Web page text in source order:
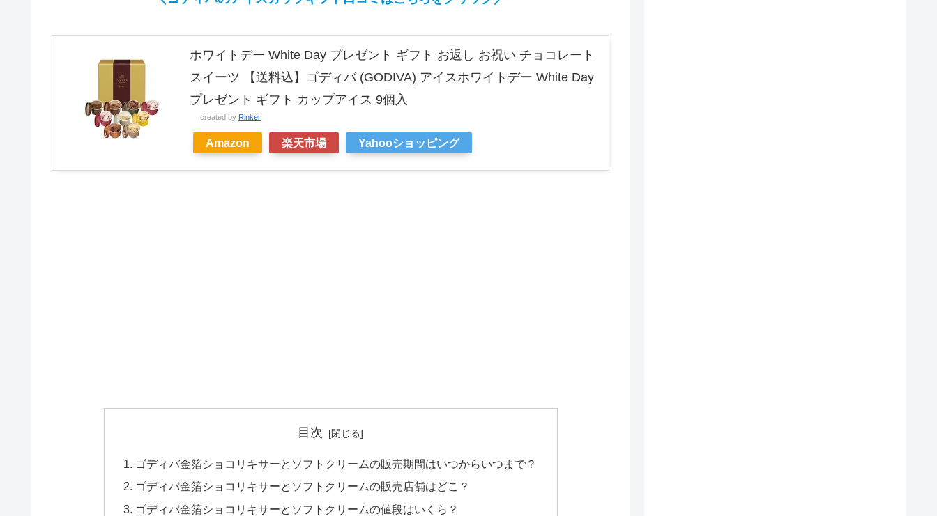
ホワイトデー White Day プレゼント ギフト お返し お祝い チョコレート
スイーツ 【送料込】ゴディバ (GODIVA) アイスホワイトデー White Day
プレゼント ギフト カップアイス 9個入
created by Rinker
Amazon 楽天市場 Yahooショッピング
目次
ゴディバ金箔ショコリキサーとソフトクリームの販売期間はいつからいつまで？
ゴディバ金箔ショコリキサーとソフトクリームの販売店舗はどこ？
ゴディバ金箔ショコリキサーとソフトクリームの値段はいくら？